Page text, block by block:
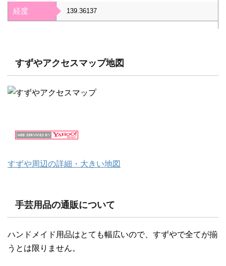
経度 139.36137
すずやアクセスマップ地図
すずや周辺の詳細・大きい地図
手芸用品の通販について
ハンドメイド用品はとても幅広いので、すずやで全てが揃
うとは限りません。